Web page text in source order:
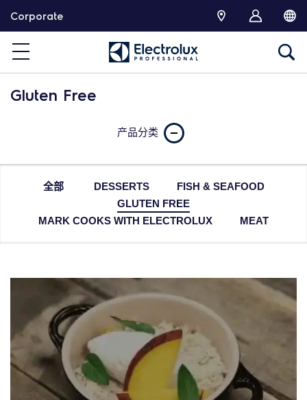
Corporate
Gluten Free
产品分类
全部 DESSERTS
FISH & SEAFOOD
GLUTEN FREE
MARK COOKS WITH ELECTROLUX
MEAT